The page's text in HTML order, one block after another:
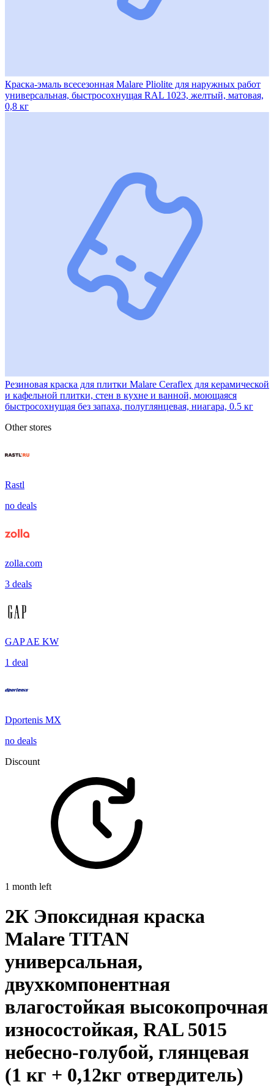
Краска-эмаль всесезонная Malare Pliolite для наружных работ
универсальная, быстросохнущая RAL 1023, желтый, матовая,
0,8 кг
Резиновая краска для плитки Malare Ceraflex для керамической
и кафельной плитки, стен в кухне и ванной, моющаяся
быстросохнущая без запаха, полуглянцевая, ниагара, 0.5 кг
Other stores
Rastl
no deals
zolla.com
3 deals
GAP AE KW
1 deal
Dportenis MX
no deals
Discount
1 month left
2К Эпоксидная краска
Malare TITAN
универсальная,
двухкомпонентная
влагостойкая высокопрочная
износостойкая, RAL 5015
небесно-голубой, глянцевая
(1 кг + 0,12кг отвердитель)